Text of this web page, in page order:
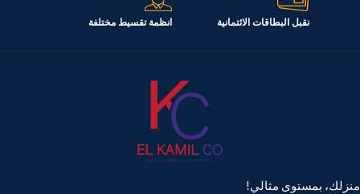
نقبل البطاقات الائتمانية انظمة تقسيط مختلفة
منزلك، بمستوى مثالي!